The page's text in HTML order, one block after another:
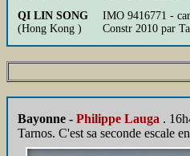
QI LIN SONG
(Hong Kong )
IMO 9416771 -
Constr 2010 par
Bayonne - Philippe Lauga .
Tarnos. C'est sa seconde escale